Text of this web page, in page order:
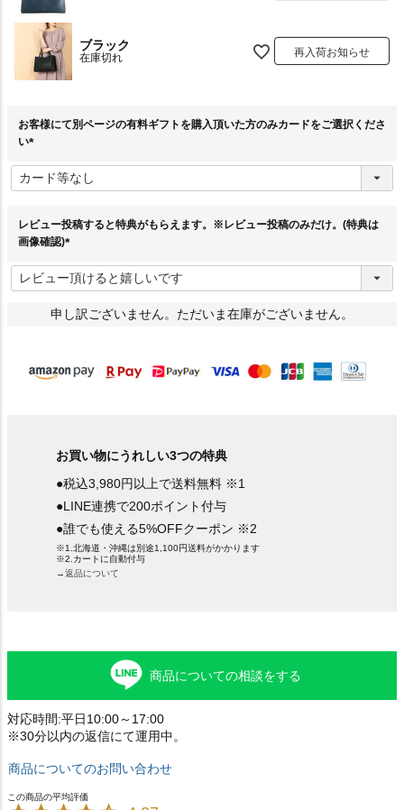
ブラック
在庫切れ 再入荷お知らせ
お客様にて別ページの有料ギフトを購入頂いた方のみカードをご選択くださ
い
必
須
レビュー投稿すると特典がもらえます。※レビュー投稿のみだけ。(特典は
画像確認)
必
須
)
申し訳ございません。ただいま在庫がございません。
お買い物にうれしい3つの特典
●税込3,980円以上で送料無料 ※1
●LINE連携で200ポイント付与
●誰でも使える5%OFFクーポン ※2
※1.北海道・沖縄は別途1,100円送料がかかります
※2.カートに自動付与
→返品について
商品についての相談をする
対応時間:平日10:00～17:00
※30分以内の返信にて運用中。
商品についてのお問い合わせ